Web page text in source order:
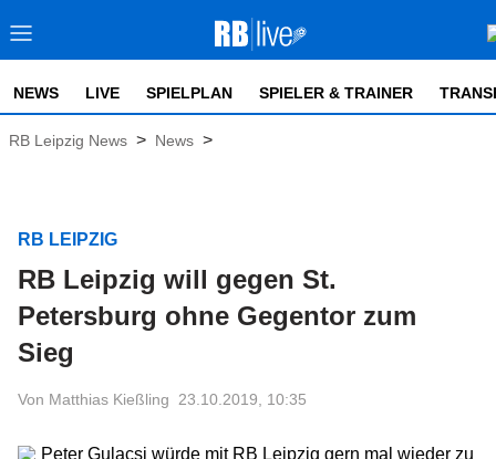
NEWS LIVE SPIELPLAN SPIELER & TRAINER
RB Leipzig News > News >
RB LEIPZIG
RB Leipzig will gegen St.
Petersburg ohne Gegentor zum
Sieg
Von Matthias Kießling 23.10.2019, 10:35